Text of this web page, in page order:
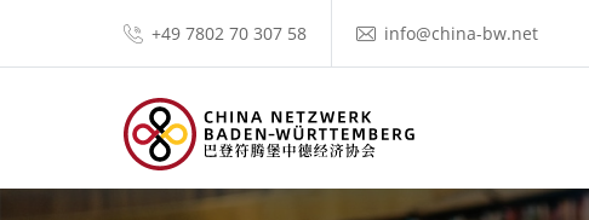
+49 7802 70 307 58 info@china-bw.net